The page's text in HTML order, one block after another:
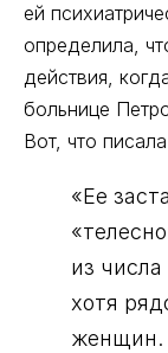
ей
определила,
действия,
больнице
Вот, что
«Ее
из
хотя
женщин.